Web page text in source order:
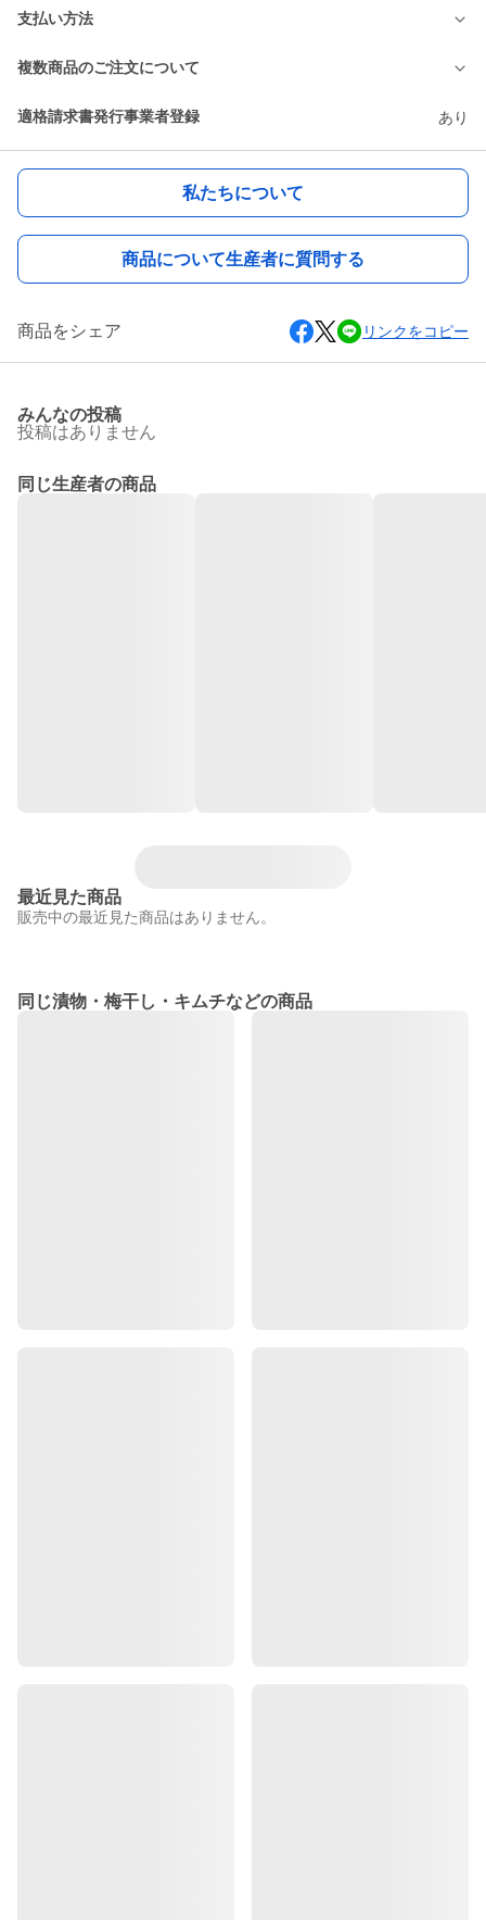
支払い方法
複数商品のご注文について
適格請求書発行事業者登録 あり
私たちについて
商品について生産者に質問する
商品をシェア リンクをコピー
みんなの投稿
投稿はありません
同じ生産者の商品
最近見た商品
販売中の最近見た商品はありません。
同じ漬物・梅干し・キムチなどの商品